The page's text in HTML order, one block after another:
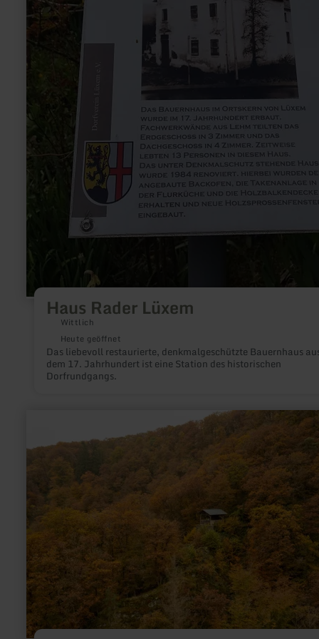
Haus Rader Lüxem
Wittlich
Heute geöffnet
Das liebevoll restaurierte, denkmalgeschützte Bauernhaus
dem 17. Jahrhundert ist eine Station des historischen
Dorfrundgangs.
Rulandhütte